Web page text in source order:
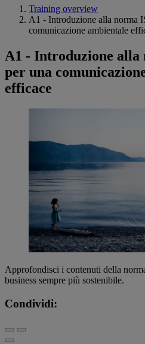
Training overview
A1 - Introduzione alla norma
comunicazione ambientale
A1 - Introduzione alla
per una
efficace
Approfondisci i contenuti della
business sempre più sostenibile.
Condividi: